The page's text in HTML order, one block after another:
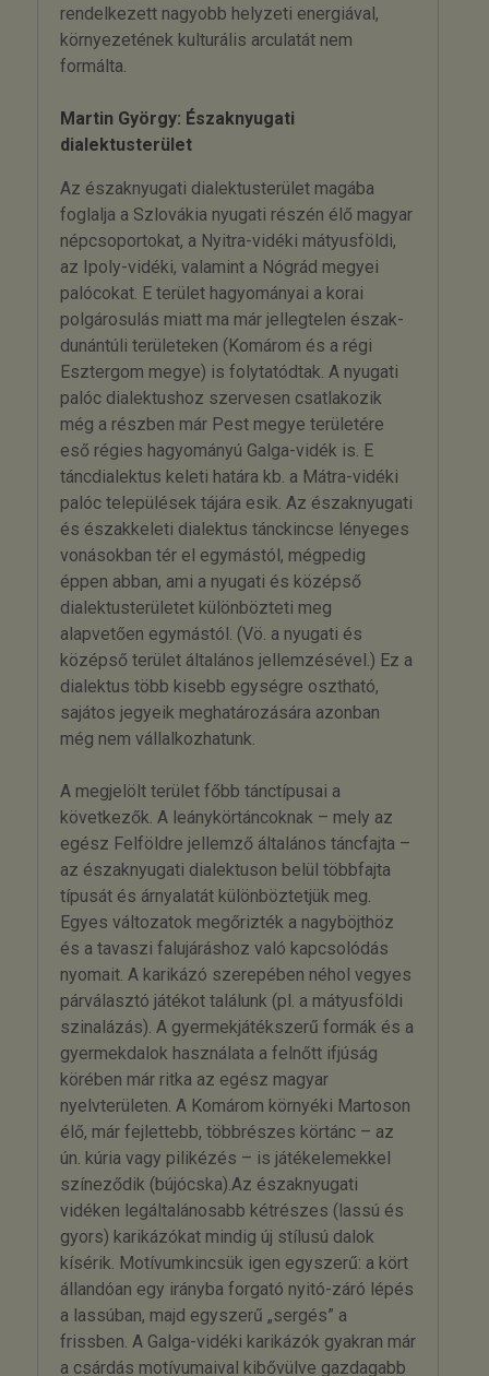
rendelkezett nagyobb helyzeti energiával,
környezetének kulturális arculatát nem
formálta.
Martin György: Északnyugati
dialektusterület
Az északnyugati dialektusterület magába
foglalja a Szlovákia nyugati részén élő magyar
népcsoportokat, a Nyitra-vidéki mátyusföldi,
az Ipoly-vidéki, valamint a Nógrád megyei
palócokat. E terület hagyományai a korai
polgárosulás miatt ma már jellegtelen észak-
dunántúli területeken (Komárom és a régi
Esztergom megye) is folytatódtak. A nyugati
palóc dialektushoz szervesen csatlakozik
még a részben már Pest megye területére
eső régies hagyományú Galga-vidék is. E
táncdialektus keleti határa kb. a Mátra-vidéki
palóc települések tájára esik. Az északnyugati
és északkeleti dialektus tánckincse lényeges
vonásokban tér el egymástól, mégpedig
éppen abban, ami a nyugati és középső
dialektusterületet különbözteti meg
alapvetően egymástól. (Vö. a nyugati és
középső terület általános jellemzésével.) Ez a
dialektus több kisebb egységre osztható,
sajátos jegyeik meghatározására azonban
még nem vállalkozhatunk.
A megjelölt terület főbb tánctípusai a
következők. A leánykörtáncoknak – mely az
egész Felföldre jellemző általános táncfajta –
az északnyugati dialektuson belül többfajta
típusát és árnyalatát különböztetjük meg.
Egyes változatok megőrizték a nagyböjthöz
és a tavaszi falujáráshoz való kapcsolódás
nyomait. A karikázó szerepében néhol vegyes
párválasztó játékot találunk (pl. a mátyusföldi
szinalázás). A gyermekjátékszerű formák és a
gyermekdalok használata a felnőtt ifjúság
körében már ritka az egész magyar
nyelvterületen. A Komárom környéki Martoson
élő, már fejlettebb, többrészes körtánc – az
ún. kúria vagy pilikézés – is játékelemekkel
színeződik (bújócska).Az északnyugati
vidéken legáltalánosabb kétrészes (lassú és
gyors) karikázókat mindig új stílusú dalok
kísérik. Motívumkincsük igen egyszerű: a kört
állandóan egy irányba forgató nyitó-záró lépés
a lassúban, majd egyszerű „sergés” a
frissben. A Galga-vidéki karikázók gyakran már
a csárdás motívumaival kibővülve gazdagabb